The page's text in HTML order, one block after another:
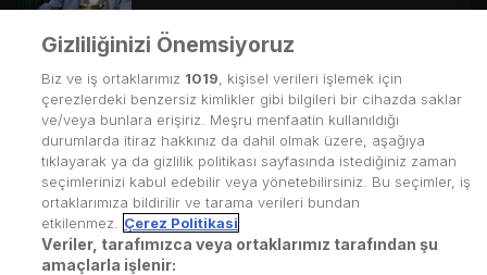
8. Bölüm
Zhou Jingxin, kağıda üç boyutlu bir etki
kazandırmak için geniş vuruşlar ve büyük
mürekkep blokları kullanıyor.1995 yılında, yepyeni
bir tarz olan mürekkep heykelciliğini tanıtan bir dizi
resim yaptı.
Kullanım Koşulları
Gizliliğinizi Önemsiyoruz
Biz ve iş ortaklarımız 1019 , kişisel verileri işlemek için
çerezlerdeki benzersiz kimlikler gibi bilgileri bir cihazda saklar
ve/veya bunlara erişiriz. Meşru menfaatin kullanıldığı
durumlarda itiraz hakkınız da dahil olmak üzere, aşağıya
tıklayarak ya da gizlilik politikası sayfasında istediğiniz zaman
seçimlerinizi kabul edebilir veya yönetebilirsiniz. Bu seçimler, iş
ortaklarımıza bildirilir ve tarama verileri bundan
etkilenmez.
Çerez Politikasi
Veriler, tarafımızca veya ortaklarımız tarafından şu
amaçlarla işlenir: